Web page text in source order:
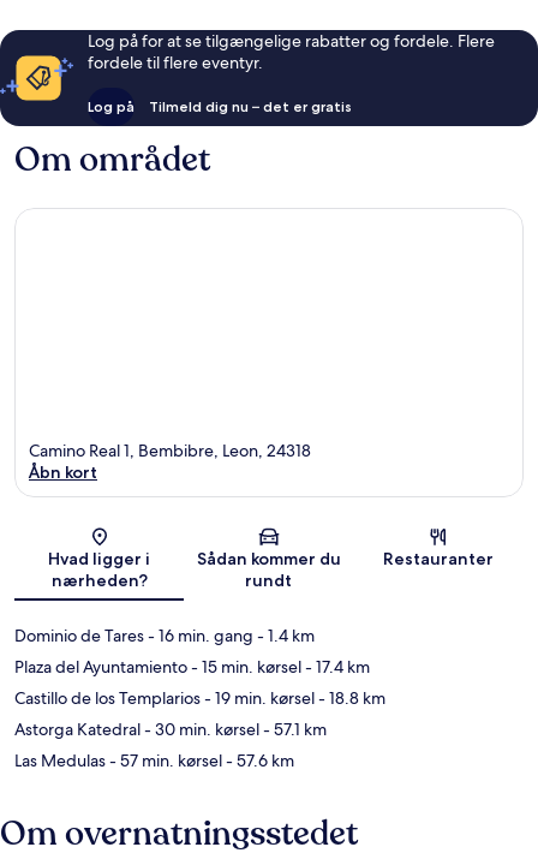
Log på for at se tilgængelige rabatter og fordele. Flere
fordele til flere eventyr.
Log på Tilmeld dig nu – det er gratis
Om området
Kort
Camino Real 1, Bembibre, Leon, 24318
Åbn kort
Hvad ligger i
nærheden?
Sådan kommer du
rundt
Restauranter
Dominio de Tares- 16 min. gang - 1.4 km
Plaza del Ayuntamiento- 15 min. kørsel- 17.4 km
Castillo de los Templarios- 19 min. kørsel- 18.8 km
Astorga Katedral- 30 min. kørsel- 57.1 km
Las Medulas- 57 min. kørsel- 57.6 km
Om overnatningsstedet